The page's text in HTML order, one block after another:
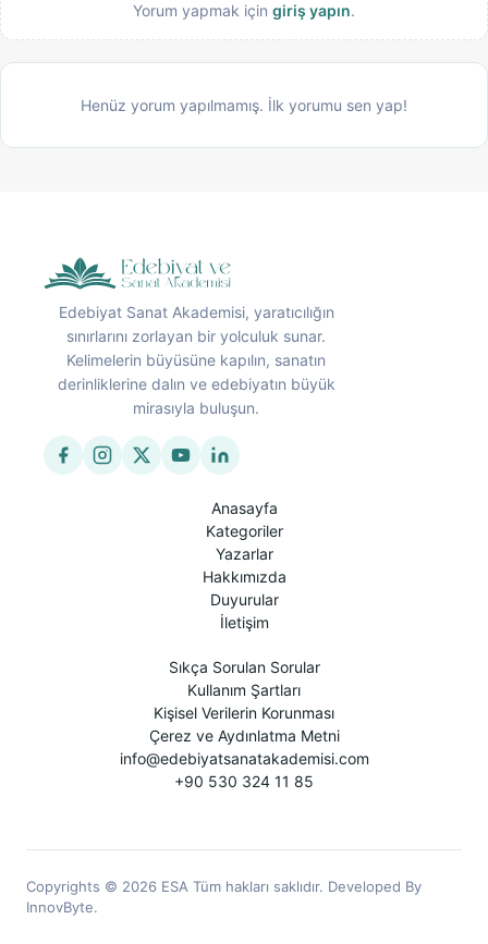
Yorum yapmak için giriş yapın.
Henüz yorum yapılmamış. İlk yorumu sen yap!
Edebiyat Sanat Akademisi, yaratıcılığın
sınırlarını zorlayan bir yolculuk sunar.
Kelimelerin büyüsüne kapılın, sanatın
derinliklerine dalın ve edebiyatın büyük
mirasıyla buluşun.
Anasayfa
Kategoriler
Yazarlar
Hakkımızda
Duyurular
İletişim
Sıkça Sorulan Sorular
Kullanım Şartları
Kişisel Verilerin Korunması
Çerez ve Aydınlatma Metni
info@edebiyatsanatakademisi.com
+90 530 324 11 85
Copyrights © 2026 ESA Tüm hakları saklıdır. Developed By
InnovByte.